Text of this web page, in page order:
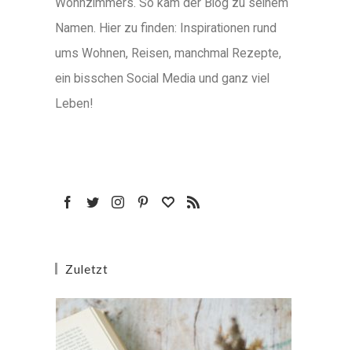
Namen. Hier zu finden: Inspirationen rund
ums Wohnen, Reisen, manchmal Rezepte,
ein bisschen Social Media und ganz viel
Leben!
Zuletzt